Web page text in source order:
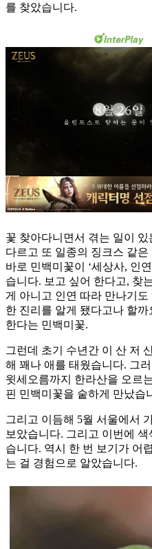
를 찾았습니다.
꽃 찾아다니면서 겪는 일이 있
다르고 또 일종의 징크스 같
바로 민백미꽃이 ‘세상사, 인
습니다. 보고 싶어 한다고, 찾
게 아니고 인연 따라 만나기
한 진리를 알게 됐다고나 할
한다는 민백미꽃.
그런데 초기 수년간 이 산 저
해 꽤나 애를 태웠습니다. 그
윗세오름까지 한라산을 오르
핀 민백미꽃을 숱하게 만났습
그리고 이듬해 5월 서울에서
보았습니다. 그리고 이번에
습니다. 역시 한 번 보기가 어
는 걸 경험으로 알았습니다.